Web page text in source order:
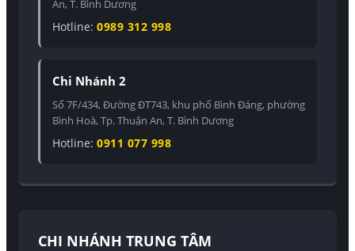
An, T. Bình Dương
Hotline: 0989 312 998
Chi Nhánh 2
Số 7F/434, Đường ĐT743, khu phố Bình Đáng, phường
Bình Hoà, Tp. Thuận An, T. Bình Dương
Hotline: 0911 077 998
CHI NHÁNH TRUNG TÂM